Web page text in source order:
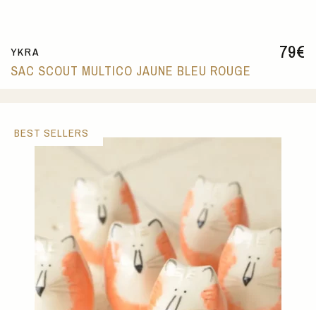
79€
YKRA
SAC SCOUT MULTICO JAUNE BLEU ROUGE
BEST SELLERS